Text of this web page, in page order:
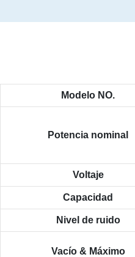
Modelo NO.
Potencia nominal
Voltaje
Capacidad
Nivel de ruido
Vacío & Máximo